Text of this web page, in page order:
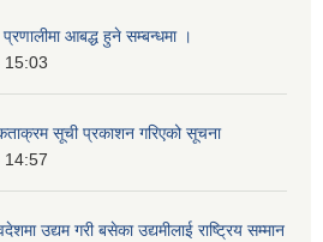
आबद्ध हुने सम्बन्धमा ।
15:03
सूची प्रकाशन गरिएको सूचना
14:57
उद्यम गरी बसेका उद्यमीलाई राष्ट्रिय सम्मान